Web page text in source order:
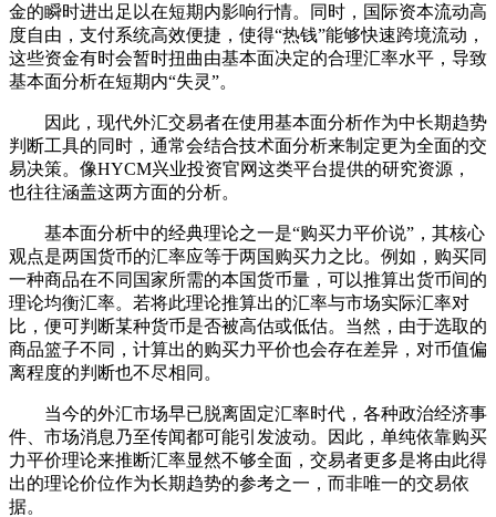
金的瞬时进出足以在短期内影响行情。同时，国际资本流动高
度自由，支付系统高效便捷，使得“热钱”能够快速跨境流动，
这些资金有时会暂时扭曲由基本面决定的合理汇率水平，导致
基本面分析在短期内“失灵”。
因此，现代外汇交易者在使用基本面分析作为中长期趋势
判断工具的同时，通常会结合技术面分析来制定更为全面的交
易决策。像HYCM兴业投资官网这类平台提供的研究资源，
也往往涵盖这两方面的分析。
基本面分析中的经典理论之一是“购买力平价说”，其核心
观点是两国货币的汇率应等于两国购买力之比。例如，购买同
一种商品在不同国家所需的本国货币量，可以推算出货币间的
理论均衡汇率。若将此理论推算出的汇率与市场实际汇率对
比，便可判断某种货币是否被高估或低估。当然，由于选取的
商品篮子不同，计算出的购买力平价也会存在差异，对币值偏
离程度的判断也不尽相同。
当今的外汇市场早已脱离固定汇率时代，各种政治经济事
件、市场消息乃至传闻都可能引发波动。因此，单纯依靠购买
力平价理论来推断汇率显然不够全面，交易者更多是将由此得
出的理论价位作为长期趋势的参考之一，而非唯一的交易依
据。